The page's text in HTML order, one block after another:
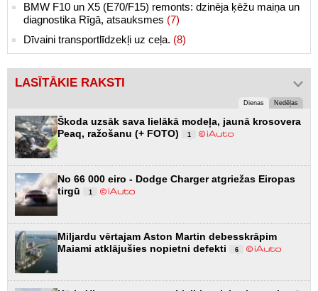
BMW F10 un X5 (E70/F15) remonts: dzinēja ķēžu maiņa un
diagnostika Rīgā, atsauksmes (7)
Dīvaini transportlīdzekļi uz ceļa. (8)
LASĪTĀKIE RAKSTI
Dienas Nedēļas
Škoda uzsāk sava lielākā modeļa, jaunā krosovera
Peaq, ražošanu (+ FOTO)
1
No 66 000 eiro - Dodge Charger atgriežas Eiropas
tirgū
1
Miljardu vērtajam Aston Martin debesskrāpim
Maiami atklājušies nopietni defekti
6